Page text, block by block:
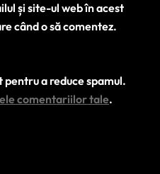
și site-ul web în acest
când o să comentez.
a reduce spamul.
comentariilor tale.